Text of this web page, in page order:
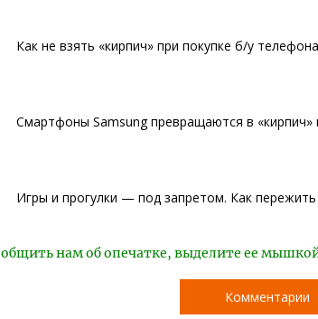
Как не взять «кирпич» при покупке б/у
Смартфоны Samsung превращаются в «кирпич»
Игры и прогулки — под запретом. Как
нам об опечатке, выделите ее
Комментарии